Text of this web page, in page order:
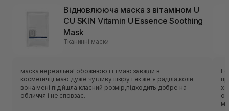
Відновлююча маска з вітаміном U
CU SKIN Vitamin U Essence Soothing
Mask
Тканинні маски
маска нереальна! обожнюю її і маю завжди в
косметичці.маю дуже чутливу шкіру і як же я раділа,коли
вона мені підійшла.класний розмір,підходить добре на
обличчя і не сповзає.